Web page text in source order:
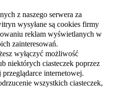
z naszego serwera za
wysyłane są cookies firmy
reklam wyświetlanych w
zainteresowań.
wyłączyć możliwość
niektórych ciasteczek poprzez
internetowej.
wszystkich ciasteczek,